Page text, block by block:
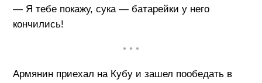
— Я тебе покажу, сука — батарейки у него
кончились!
• • •
Армянин приехал на Кубу и зашел пообедать в